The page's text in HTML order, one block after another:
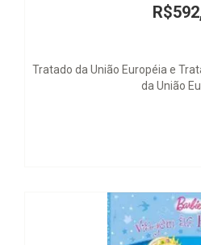
e Tratado sobre o Funcionamento